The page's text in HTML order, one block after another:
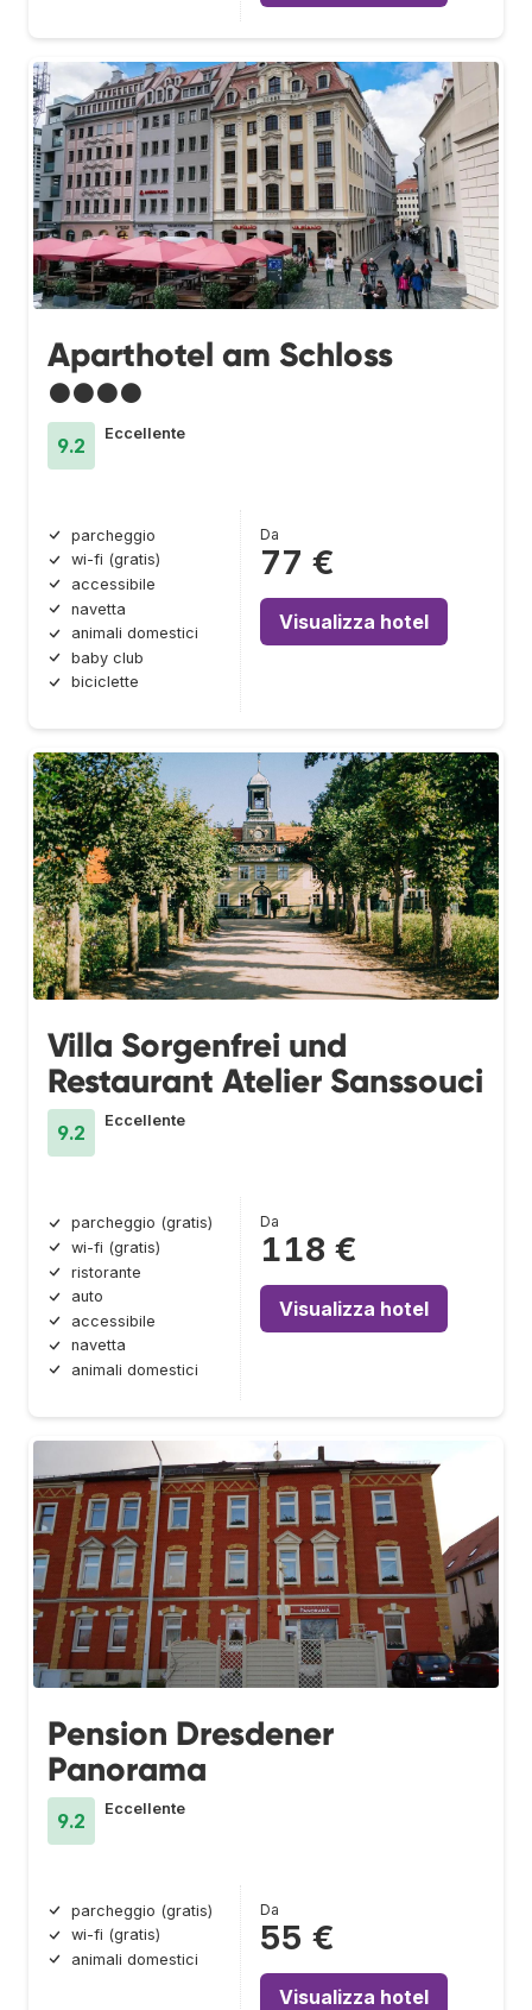
Aparthotel am Schloss
●●●●
9.2
Eccellente
parcheggio
wi-fi (gratis)
accessibile
navetta
animali domestici
baby club
biciclette
Da
77 €
Visualizza hotel
Villa Sorgenfrei und
Restaurant Atelier Sanssouci
9.2
Eccellente
parcheggio (gratis)
wi-fi (gratis)
ristorante
auto
accessibile
navetta
animali domestici
Da
118 €
Visualizza hotel
Pension Dresdener
Panorama
9.2
Eccellente
parcheggio (gratis)
wi-fi (gratis)
animali domestici
Da
55 €
Visualizza hotel